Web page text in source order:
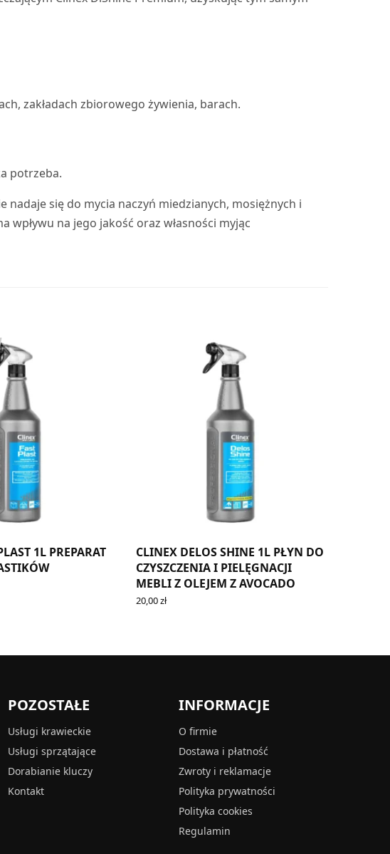
zakładach zbiorowego żywienia, barach.
potrzeba.
się do mycia naczyń miedzianych, mosiężnych i
na jego jakość oraz własności myjąc
1L PREPARAT
CLINEX DELOS SHINE 1L PŁYN DO
CZYSZCZENIA I PIELĘGNACJI
MEBLI Z OLEJEM Z AVOCADO
20,00zł
POZOSTAŁE
Usługi krawieckie
Usługi sprzątające
Dorabianie kluczy
Kontakt
INFORMACJE
O firmie
Dostawa i płatność
Zwroty i reklamacje
Polityka prywatności
Polityka cookies
Regulamin